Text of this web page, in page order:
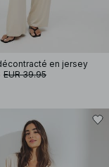
en jersey
EUR 39.95